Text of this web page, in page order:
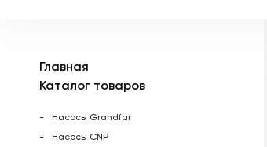
Главная
Каталог товаров
Насосы Grandfar
Насосы CNP